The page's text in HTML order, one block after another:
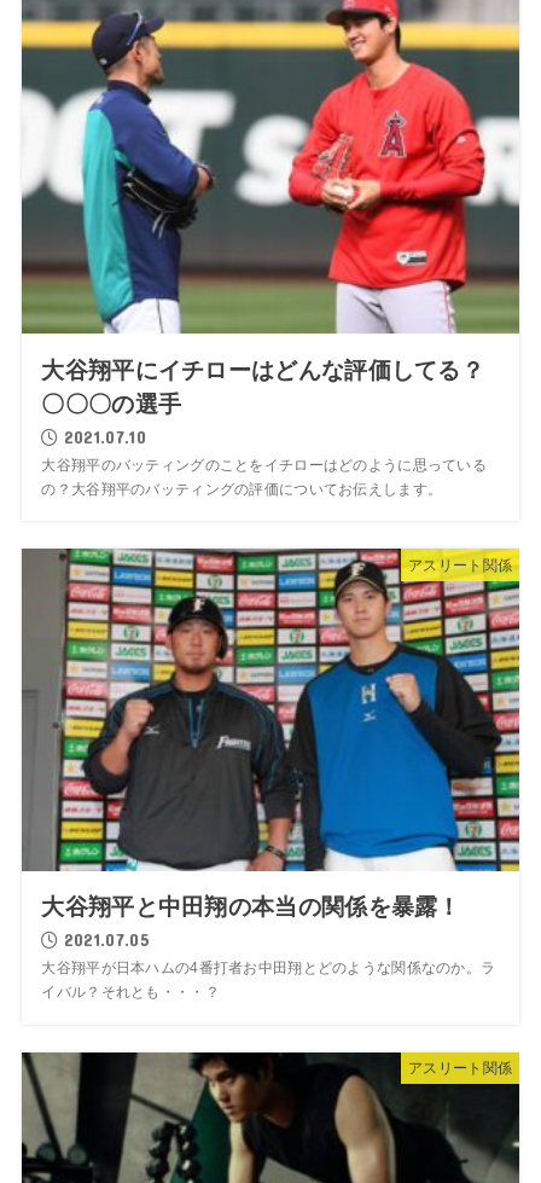
大谷翔平にイチローはどんな評価してる？
〇〇〇の選手
2021.07.10
大谷翔平のバッティングのことをイチローはどのように思っている
の？大谷翔平のバッティングの評価についてお伝えします。
アスリート関係
大谷翔平と中田翔の本当の関係を暴露！
2021.07.05
大谷翔平が日本ハムの4番打者お中田翔とどのような関係なのか。ラ
イバル？それとも・・・？
アスリート関係